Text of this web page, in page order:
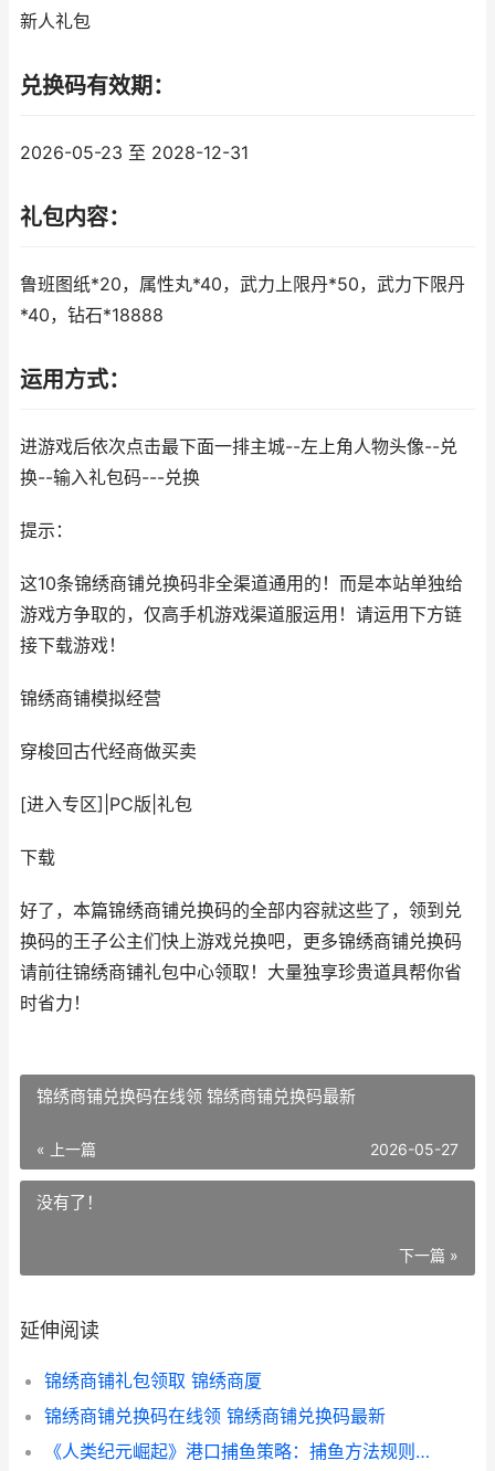
新人礼包
兑换码有效期：
2026-05-23 至 2028-12-31
礼包内容：
鲁班图纸*20，属性丸*40，武力上限丹*50，武力下限丹
*40，钻石*18888
运用方式：
进游戏后依次点击最下面一排主城--左上角人物头像--兑
换--输入礼包码---兑换
提示：
这10条锦绣商铺兑换码非全渠道通用的！而是本站单独给
游戏方争取的，仅高手机游戏渠道服运用！请运用下方链
接下载游戏！
锦绣商铺模拟经营
穿梭回古代经商做买卖
[进入专区] PC版 礼包
下载
好了，本篇锦绣商铺兑换码的全部内容就这些了，领到兑
换码的王子公主们快上游戏兑换吧，更多锦绣商铺兑换码
请前往锦绣商铺礼包中心领取！大量独享珍贵道具帮你省
时省力！
锦绣商铺兑换码在线领 锦绣商铺兑换码最新
« 上一篇 2026-05-27
没有了！
下一篇 »
延伸阅读
锦绣商铺礼包领取 锦绣商厦
锦绣商铺兑换码在线领 锦绣商铺兑换码最新
《人类纪元崛起》港口捕鱼策略：捕鱼方法规则诀窍详细解答 《人类纪元崛起》在线看